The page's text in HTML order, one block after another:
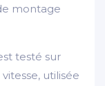
montage
testé sur
utilisée